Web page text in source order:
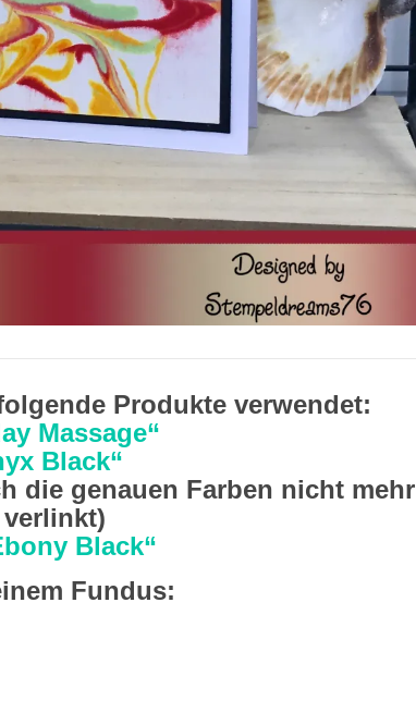
Produkte verwendet:
Massage“
Black“
die genauen Farben nicht mehr
Black“
Fundus: